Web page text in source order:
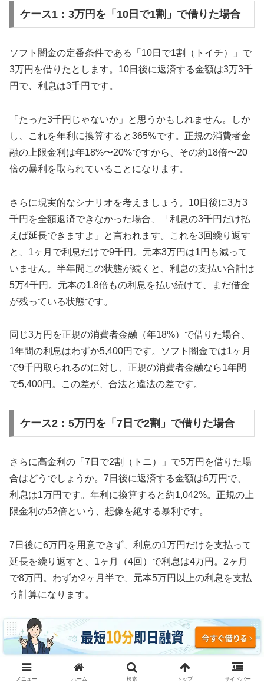
ケース1：3万円を「10日で1割」で借りた場合
ソフト闇金の定番条件である「10日で1割（トイチ）」で
3万円を借りたとします。10日後に返済する金額は3万3千
円で、利息は3千円です。
「たった3千円じゃないか」と思うかもしれません。しか
し、これを年利に換算すると365%です。正規の消費者金
融の上限金利は年18%〜20%ですから、その約18倍〜20
倍の暴利を取られていることになります。
さらに現実的なシナリオを考えましょう。10日後に3万3
千円を全額返済できなかった場合、「利息の3千円だけ払
えば延長できますよ」と言われます。これを3回繰り返す
と、1ヶ月で利息だけで9千円。元本3万円は1円も減って
いません。半年間この状態が続くと、利息の支払い合計は
5万4千円。元本の1.8倍もの利息を払い続けて、まだ借金
が残っている状態です。
同じ3万円を正規の消費者金融（年18%）で借りた場合、
1年間の利息はわずか5,400円です。ソフト闇金では1ヶ月
で9千円取られるのに対し、正規の消費者金融なら1年間
で5,400円。この差が、合法と違法の差です。
ケース2：5万円を「7日で2割」で借りた場合
さらに高金利の「7日で2割（トニ）」で5万円を借りた場
合はどうでしょうか。7日後に返済する金額は6万円で、
利息は1万円です。年利に換算すると約1,042%。正規の上
限金利の52倍という、想像を絶する暴利です。
7日後に6万円を用意できず、利息の1万円だけを支払って
延長を繰り返すと、1ヶ月（4回）で利息は4万円。2ヶ月
で8万円。わずか2ヶ月半で、元本5万円以上の利息を支払
う計算になります。
3ヶ月続けた場合、利息の支払い総額は約12万円。元本5
万円の2.4倍の利息を取られ、それでも借金は減っていま
せん。これがソフト闇金の実態です。
メニュー ホーム 検索 トップ サイドバー